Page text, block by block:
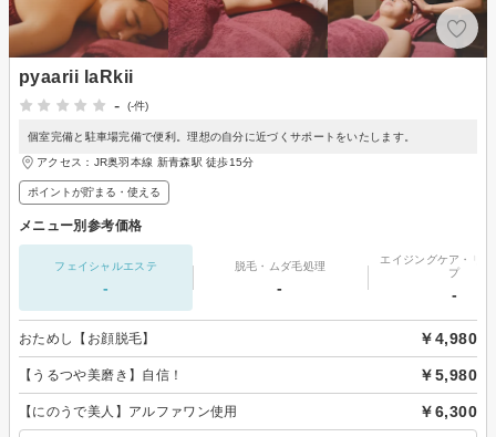
pyaarii laRkii
-
(-件)
個室完備と駐車場完備で便利。理想の自分に近づくサポートをいたします。
アクセス：JR奥羽本線 新青森駅 徒歩15分
ポイントが貯まる・使える
メニュー別参考価格
フェイシャルエステ
-
脱毛・ムダ毛処理
-
エイジングケア・リ
プ
-
おためし【お顔脱毛】 ￥4,980
【うるつや美磨き】自信！ ￥5,980
【にのうで美人】アルファワン使用 ￥6,300